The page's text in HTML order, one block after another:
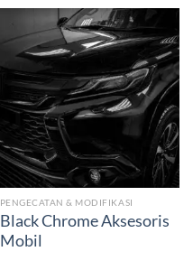
PENGECATAN & MODIFIKASI
Black Chrome Aksesoris
Mobil